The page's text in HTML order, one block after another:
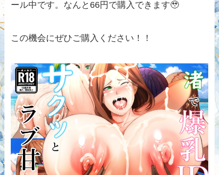
ール中です。なんと66円で購入できます🥹
この機会にぜひご購入ください！！